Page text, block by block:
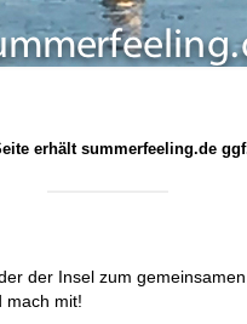
erhält summerfeeling.de
der Insel zum
mach mit!